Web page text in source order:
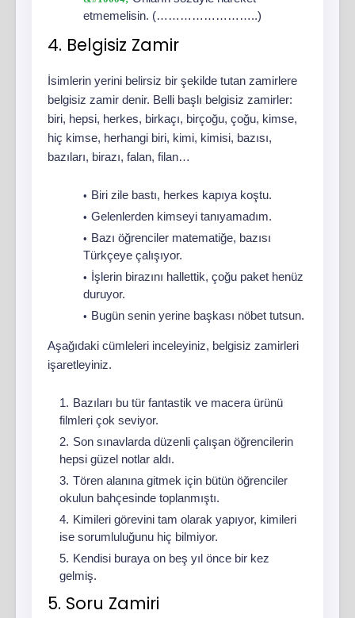
etmemelisin. (……………………..)
4. Belgisiz Zamir
İsimlerin yerini belirsiz bir şekilde tutan zamirlere
belgisiz zamir denir. Belli başlı belgisiz zamirler:
biri, hepsi, herkes, birkaçı, birçoğu, çoğu, kimse,
hiç kimse, herhangi biri, kimi, kimisi, bazısı,
bazıları, birazı, falan, filan…
Biri zile bastı, herkes kapıya koştu.
Gelenlerden kimseyi tanıyamadım.
Bazı öğrenciler matematiğe, bazısı
Türkçeye çalışıyor.
İşlerin birazını hallettik, çoğu paket henüz
duruyor.
Bugün senin yerine başkası nöbet tutsun.
Aşağıdaki cümleleri inceleyiniz, belgisiz zamirleri
işaretleyiniz.
Bazıları bu tür fantastik ve macera ürünü
filmleri çok seviyor.
Son sınavlarda düzenli çalışan öğrencilerin
hepsi güzel notlar aldı.
Tören alanına gitmek için bütün öğrenciler
okulun bahçesinde toplanmıştı.
Kimileri görevini tam olarak yapıyor, kimileri
ise sorumluluğunu hiç bilmiyor.
Kendisi buraya on beş yıl önce bir kez
gelmiş.
5. Soru Zamiri